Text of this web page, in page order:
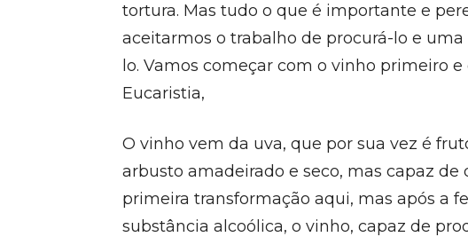
tortura. Mas tudo o que é importante e
aceitarmos o trabalho de procurá-lo e
lo. Vamos começar com o vinho primeiro
Eucaristia,
O vinho vem da uva, que por sua vez é
arbusto amadeirado e seco, mas capaz
primeira transformação aqui, mas após a
substância alcoólica, o vinho, capaz de